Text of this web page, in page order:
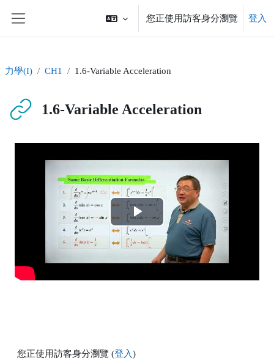
您正使用訪客身分瀏覽 登入
力學(I) CH1 1.6-Variable Acceleration
1.6-Variable Acceleration
播
放
视
您正使用訪客身分瀏覽 (登入)